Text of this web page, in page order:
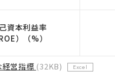
資本利益率
ROE）（%）
営指標 (32KB) Excel